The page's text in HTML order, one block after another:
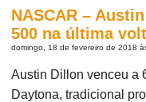
NASCAR –
500 na última
domingo, 18 de fevereiro de 2018
Austin Dillon venceu a
Daytona, tradicional